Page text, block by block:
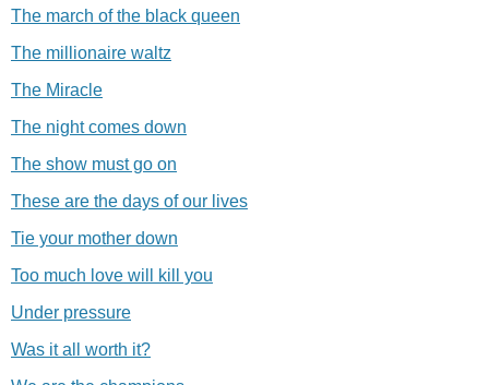
The march of the black queen
The millionaire waltz
The Miracle
The night comes down
The show must go on
These are the days of our lives
Tie your mother down
Too much love will kill you
Under pressure
Was it all worth it?